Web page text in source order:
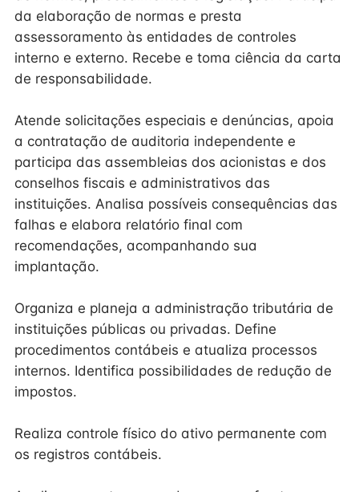
da elaboração de normas e presta
assessoramento às entidades de controles
interno e externo. Recebe e toma ciência da carta
de responsabilidade.
Atende solicitações especiais e denúncias, apoia
a contratação de auditoria independente e
participa das assembleias dos acionistas e dos
conselhos fiscais e administrativos das
instituições. Analisa possíveis consequências das
falhas e elabora relatório final com
recomendações, acompanhando sua
implantação.
Organiza e planeja a administração tributária de
instituições públicas ou privadas. Define
procedimentos contábeis e atualiza processos
internos. Identifica possibilidades de redução de
impostos.
Realiza controle físico do ativo permanente com
os registros contábeis.